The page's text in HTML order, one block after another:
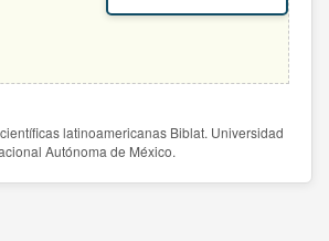
latinoamericanas Biblat. Universidad
Autónoma de México.